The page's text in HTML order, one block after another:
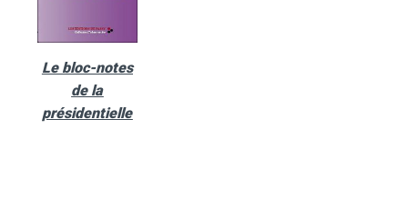
Le bloc-notes
de la
présidentielle